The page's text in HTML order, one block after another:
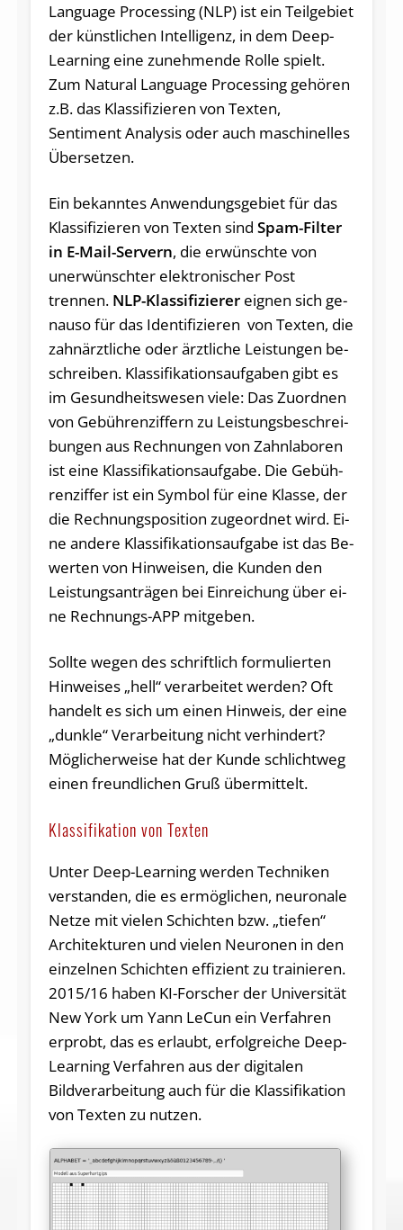
Language Processing (NLP) ist ein Teilgebiet
der künstlichen Intelligenz, in dem Deep-
Learning eine zunehmende Rolle spielt.
Zum Natural Language Processing gehören
z.B. das Klassifizieren von Texten,
Sentiment Analysis oder auch maschinelles
Übersetzen.
Ein bekanntes Anwendungsgebiet für das
Klassifizieren von Texten sind Spam-Filter
in E-Mail-Servern, die erwünschte von
unerwünschter elektronischer Post
trennen. NLP-Klassifizierereig­nen sich ge­
nau­so für das Iden­ti­fi­zie­ren von Tex­ten, die
zahn­ärzt­li­che oder ärzt­li­che Leis­tun­gen be­
schrei­ben. Klas­si­fi­ka­ti­ons­auf­ga­ben gibt es
im Ge­sund­heits­we­sen vie­le: Das Zu­ord­nen
von Ge­büh­ren­zif­fern zu Leis­tungs­be­schrei­
bun­gen aus Rech­nun­gen von Zahn­la­bo­ren
ist ei­ne Klas­si­fi­ka­ti­ons­auf­ga­be. Die Ge­büh­
ren­zif­fer ist ein Sym­bol für ei­ne Klas­se, der
die Rech­nungs­po­si­ti­on zu­ge­ord­net wird. Ei­
ne an­de­re Klas­si­fi­ka­ti­ons­auf­ga­be ist das Be­
wer­ten von Hin­wei­sen, die Kun­den den
Leis­tungs­an­trä­gen bei Ein­rei­chung über ei­
ne Rech­nungs-APP mit­ge­ben.
Soll­te we­gen des schrift­lich for­mu­lier­ten
Hin­wei­ses „hel­l“ ver­ar­bei­tet wer­den? Oft
han­delt es sich um ei­nen Hin­weis, der ei­ne
„dunkle“ Ver­ar­bei­tung nicht ver­hin­dert?
Mög­li­cher­wei­se hat der Kun­de schlicht­weg
ei­nen freund­li­chen Gruß über­mit­telt.
Klassifikation von Texten
Unter Deep-Learning werden Techniken
verstanden, die es ermöglichen, neuronale
Netze mit vielen Schichten bzw. „tiefen“
Architekturen und vielen Neuronen in den
einzelnen Schichten effizient zu trainieren.
2015/16 haben KI-Forscher der Universität
New York um Yann LeCun ein Verfahren
erprobt, das es erlaubt, erfolgreiche Deep-
Learning Verfahren aus der digitalen
Bildverarbeitung auch für die Klassifikation
von Texten zu nutzen.